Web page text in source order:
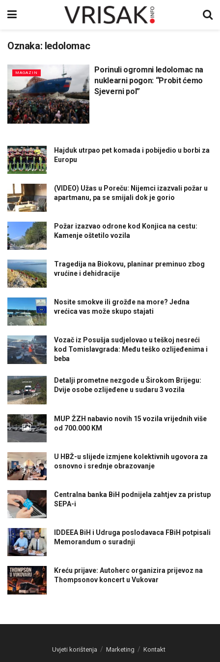
Oznaka: ledolomac
MAGAZIN
Porinuli ogromni ledolomac na
nuklearni pogon: “Probit ćemo
Sjeverni pol”
Hajduk utrpao pet komada i pobijedio u borbi za
Europu
(VIDEO) Užas u Poreču: Nijemci izazvali požar u
apartmanu, pa se smijali dok je gorio
Požar izazvao odrone kod Konjica na cestu:
Kamenje oštetilo vozila
Tragedija na Biokovu, planinar preminuo zbog
vrućine i dehidracije
Nosite smokve ili grožđe na more? Jedna
vrećica vas može skupo stajati
Vozač iz Posušja sudjelovao u teškoj nesreći
kod Tomislavgrada: Među teško ozlijeđenima i
beba
Detalji prometne nezgode u Širokom Brijegu:
Dvije osobe ozlijeđene u sudaru 3 vozila
MUP ŽZH nabavio novih 15 vozila vrijednih više
od 700.000 KM
U HBŽ-u slijede izmjene kolektivnih ugovora za
osnovno i srednje obrazovanje
Centralna banka BiH podnijela zahtjev za pristup
SEPA-i
IDDEEA BiH i Udruga poslodavaca FBiH potpisali
Memorandum o suradnji
Kreću prijave: Autoherc organizira prijevoz na
Thompsonov koncert u Vukovar
Uvjeti korištenja Marketing Kontakt